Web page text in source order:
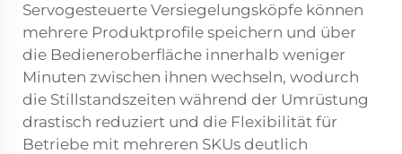
Servogesteuerte Versiegelungsköpfe können
mehrere Produktprofile speichern und über
die Bedieneroberfläche innerhalb weniger
Minuten zwischen ihnen wechseln, wodurch
die Stillstandszeiten während der Umrüstung
drastisch reduziert und die Flexibilität für
Betriebe mit mehreren SKUs deutlich